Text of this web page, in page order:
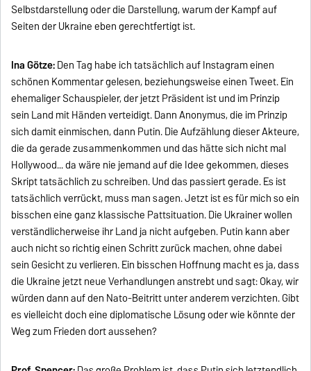
Selbstdarstellung oder die Darstellung, warum der Kampf auf
Seiten der Ukraine eben gerechtfertigt ist.
Ina Götze:Den Tag habe ich tatsächlich auf Instagram einen
schönen Kommentar gelesen, beziehungsweise einen Tweet. Ein
ehemaliger Schauspieler, der jetzt Präsident ist und im Prinzip
sein Land mit Händen verteidigt. Dann Anonymus, die im Prinzip
sich damit einmischen, dann Putin. Die Aufzählung dieser Akteure,
die da gerade zusammenkommen und das hätte sich nicht mal
Hollywood... da wäre nie jemand auf die Idee gekommen, dieses
Skript tatsächlich zu schreiben. Und das passiert gerade. Es ist
tatsächlich verrückt, muss man sagen. Jetzt ist es für mich so ein
bisschen eine ganz klassische Pattsituation. Die Ukrainer wollen
verständlicherweise ihr Land ja nicht aufgeben. Putin kann aber
auch nicht so richtig einen Schritt zurück machen, ohne dabei
sein Gesicht zu verlieren. Ein bisschen Hoffnung macht es ja, dass
die Ukraine jetzt neue Verhandlungen anstrebt und sagt: Okay, wir
würden dann auf den Nato-Beitritt unter anderem verzichten. Gibt
es vielleicht doch eine diplomatische Lösung oder wie könnte der
Weg zum Frieden dort aussehen?